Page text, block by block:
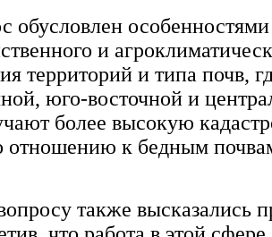
обусловлен особенностями
и
территорий и типа почв,
юго-восточной и
более высокую
отношению к бедным
также высказались